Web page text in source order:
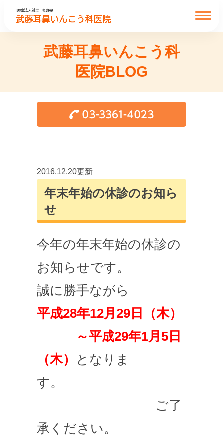
武藤耳鼻いんこう科
医院BLOG
2016.12.20更新
年末年始の休診のお知ら
せ
今年の年末年始の休診の
お知らせです。
誠に勝手ながら
平成28年12月29日（木）
～平成29年1月5日
（木）
となりま
す。
ご了
承ください。